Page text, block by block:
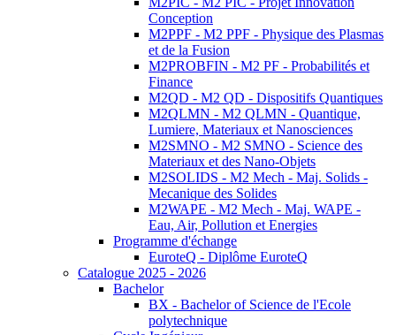
Conception
M2PPF - M2 PPF - Physique des Plasmas
et de la Fusion
M2PROBFIN - M2 PF - Probabilités et
Finance
M2QD - M2 QD - Dispositifs Quantiques
M2QLMN - M2 QLMN - Quantique,
Lumiere, Materiaux et Nanosciences
M2SMNO - M2 SMNO - Science des
Materiaux et des Nano-Objets
M2SOLIDS - M2 Mech - Maj. Solids -
Mecanique des Solides
M2WAPE - M2 Mech - Maj. WAPE -
Eau, Air, Pollution et Energies
Programme d'échange
EuroteQ - Diplôme EuroteQ
Catalogue 2025 - 2026
Bachelor
BX - Bachelor of Science de l'Ecole
polytechnique